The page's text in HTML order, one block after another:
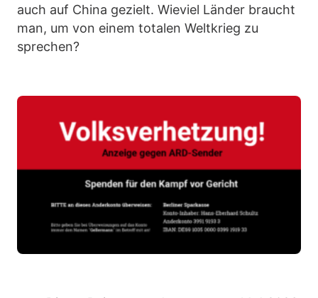
auch auf China gezielt. Wieviel Länder braucht
man, um von einem totalen Weltkrieg zu
sprechen?